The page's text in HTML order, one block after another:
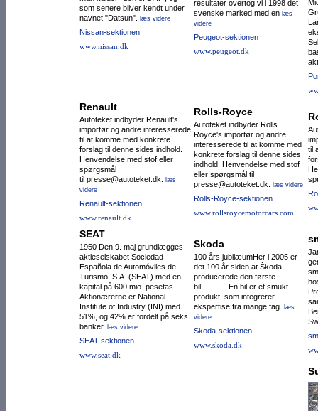
som senere bliver kendt under
navnet "Datsun".
læs videre
Nissan-sektionen
www.nissan.dk
resultater overtog vi i 1998 det
svenske marked med en læs
videre
Peugeot-sektionen
www.peugeot.dk
Renault
Autoteket indbyder Renault's
importør og andre interesserede
til at komme med konkrete
forslag til denne sides indhold.
Henvendelse med stof eller
spørgsmål
til presse@autoteket.dk.
læs
videre
Renault-sektionen
www.renault.dk
Rolls-Royce
Autoteket indbyder Rolls
Royce's importør og andre
interesserede til at komme med
konkrete forslag til denne sides
indhold. Henvendelse med stof
eller spørgsmål til
presse@autoteket.dk.
læs videre
Rolls-Royce-sektionen
www.rollsroycemotorcars.com
til
SEAT
1950 Den 9. maj grundlægges
aktieselskabet Sociedad
Española de Auto­mó­viles de
Turismo, S.A. (SEAT) med en
kapital på 600 mio. pesetas.
Aktio­nærerne er National
Institute of Industry (INI) med
51%, og 42% er fordelt på seks
banker.
læs videre
SEAT-sektionen
www.seat.dk
Skoda
100 års jubilæumHer i 2005 er
det 100 år siden at Škoda
producerede den første
bil. En bil er et smukt
produkt, som integrerer
ekspertise fra mange fag.
læs
videre
Skoda-sektionen
www.skoda.dk